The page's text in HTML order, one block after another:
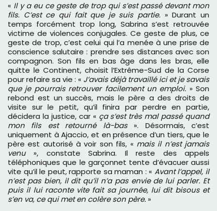
« Il y a eu ce geste de trop qui s’est passé devant mon
fils. C’est ce qui fait que je suis partie. » Durant un
temps forcément trop long, Sabrina s’est retrouvée
victime de violences conjugales. Ce geste de plus, ce
geste de trop, c’est celui qui l’a menée à une prise de
conscience salutaire : prendre ses distances avec son
compagnon. Son fils en bas âge dans les bras, elle
quitte le Continent, choisit l’Extrême-Sud de la Corse
pour refaire sa vie : « J’avais déjà travaillé ici et je savais
que je pourrais retrouver facilement un emploi. » Son
rebond est un succès, mais le père a des droits de
visite sur le petit, qu’il finira par perdre en partie,
décidera la justice, car « ça s’est très mal passé quand
mon fils est retourné là-bas». Désormais, c’est
uniquement à Ajaccio, et en présence d’un tiers, que le
père est autorisé à voir son fils, « mais il n’est jamais
venu», constate Sabrina. Il reste des appels
téléphoniques que le garçonnet tente d’évacuer aussi
vite qu’il le peut, rapporte sa maman : « Avant l’appel, il
n’est pas bien, il dit qu’il n’a pas envie de lui parler. Et
puis il lui raconte vite fait sa journée, lui dit bisous et
s’en va, ce qui met en colère son père. »